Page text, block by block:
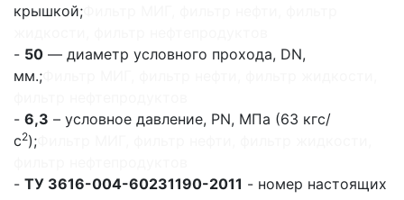
крышкой;
- 50 — диаметр условного прохода, DN,
мм.;
- 6,3 – условное давление, PN, МПа (63 кгс/
с2);
- ТУ 3616-004-60231190-2011 - номер настоящих